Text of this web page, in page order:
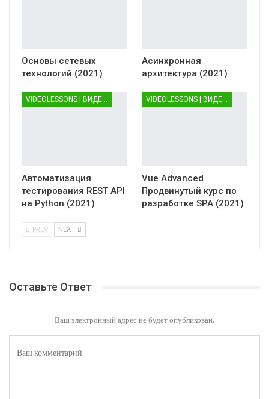
Основы сетевых
технологий (2021)
Асинхронная
архитектура (2021)
VIDEOLESSONS | ВИДЕОУРОКИ
Автоматизация
тестирования REST API
на Python (2021)
VIDEOLESSONS | ВИДЕОУРОКИ
Vue Advanced
Продвинутый курс по
разработке SPA (2021)
PREV NEXT
Оставьте Ответ
Ваш электронный адрес не будет опубликован.